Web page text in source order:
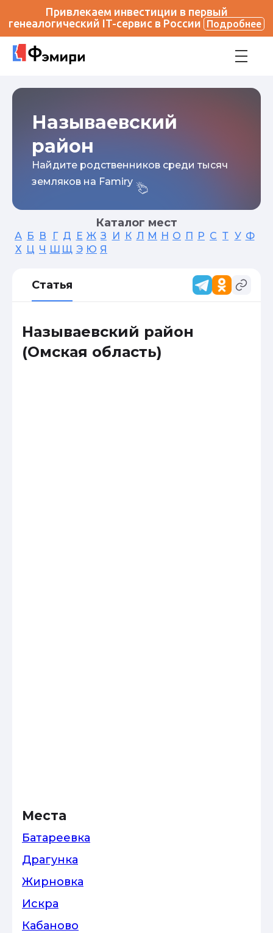
Привлекаем инвестиции в первый
генеалогический IT-сервис в России
Подробнее
Называевский
район
Найдите родственников среди тысяч
земляков на Famiry
Каталог мест
А Б В Г Д Е Ж З И К Л М Н О П Р С Т У Ф
Х Ц Ч Ш Щ Э Ю Я
Статья
Называевский район
(Омская область)
Места
Батареевка
Драгунка
Жирновка
Искра
Кабаново